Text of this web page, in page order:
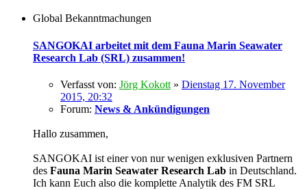
Global Bekanntmachungen
SANGOKAI arbeitet mit dem Fauna Marin Seawater
Research Lab (SRL) zusammen!
Verfasst von: Jörg Kokott » Dienstag 17. November
2015, 20:32
Forum: News & Ankündigungen
Hallo zusammen,
SANGOKAI ist einer von nur wenigen exklusiven Partnern
des Fauna Marin Seawater Research Lab in Deutschland.
Ich kann Euch also die komplette Analytik des FM SRL